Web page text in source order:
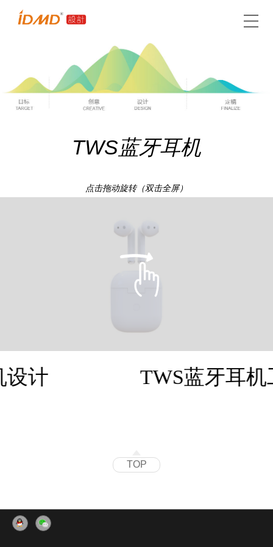
TWS蓝牙耳机
点击拖动旋转（双击全屏）
设计 TWS蓝牙耳机
TOP